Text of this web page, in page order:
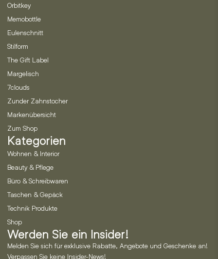
Orbitkey
Memobottle
Eulenschnitt
Stilform
The Gift Label
Margelisch
7clouds
Zunder Zahnstocher
Markenübersicht
Zum Shop
Kategorien
Wohnen & Interior
Beauty & Pflege
Büro & Schreibwaren
Taschen & Gepäck
Technik Produkte
Shop
Werden Sie ein Insider!
Melden Sie sich für exklusive Rabatte, Angebote und Geschenke an!
Verpassen Sie keine Insider-News!